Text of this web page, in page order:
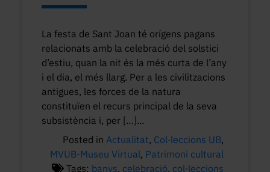
La festa de Sant Joan té orígens pagans
relacionats amb la celebració del solstici
d’estiu, quan la nit és la més curta de l’any
i el dia, el més llarg. Per a les civilitzacions
antigues, les forces de la natura
constituïen el recurs principal de la seva
subsistència i, per […]...
Posted in Actualitat, Col·leccions UB,
MVUB-Museu Virtual, Patrimoni cultural
Tags: banys, celebració, col·leccions